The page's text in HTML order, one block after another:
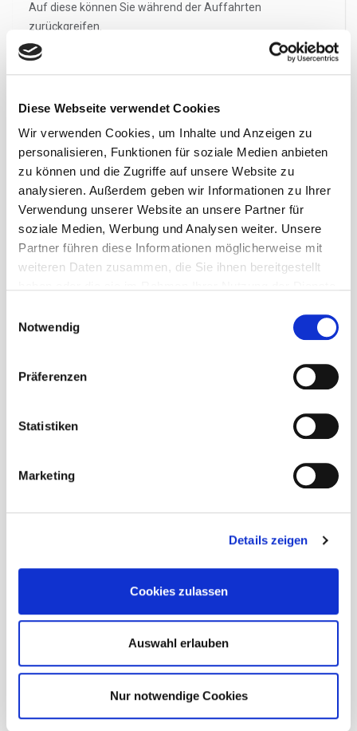
Diese Webseite verwendet Cookies
Wir verwenden Cookies, um Inhalte und Anzeigen zu
personalisieren, Funktionen für soziale Medien anbieten
zu können und die Zugriffe auf unsere Website zu
analysieren. Außerdem geben wir Informationen zu Ihrer
Verwendung unserer Website an unsere Partner für
soziale Medien, Werbung und Analysen weiter. Unsere
Partner führen diese Informationen möglicherweise mit
weiteren Daten zusammen, die Sie ihnen bereitgestellt
Notwendig
Präferenzen
Statistiken
Marketing
Details zeigen
Cookies zulassen
Auswahl erlauben
Nur notwendige Cookies
Auf diese können Sie während der Auffahrten
zurückgreifen.
Haftungserklärung
Heli- und Catski-Guides
Helikopter & Piloten
Höhenlage
Rückerstattung & garantierte Höhenmeter
Vorbereitung & Kondition